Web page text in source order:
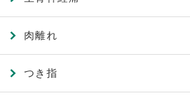
肉離れ
つき指